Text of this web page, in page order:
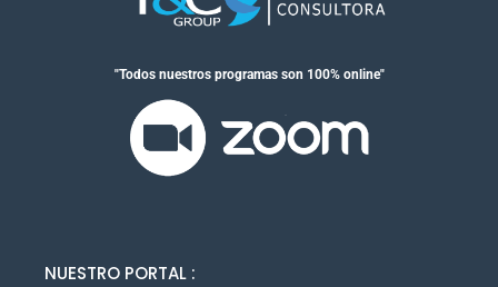
"Todos nuestros programas son 100% online"
NUESTRO PORTAL :